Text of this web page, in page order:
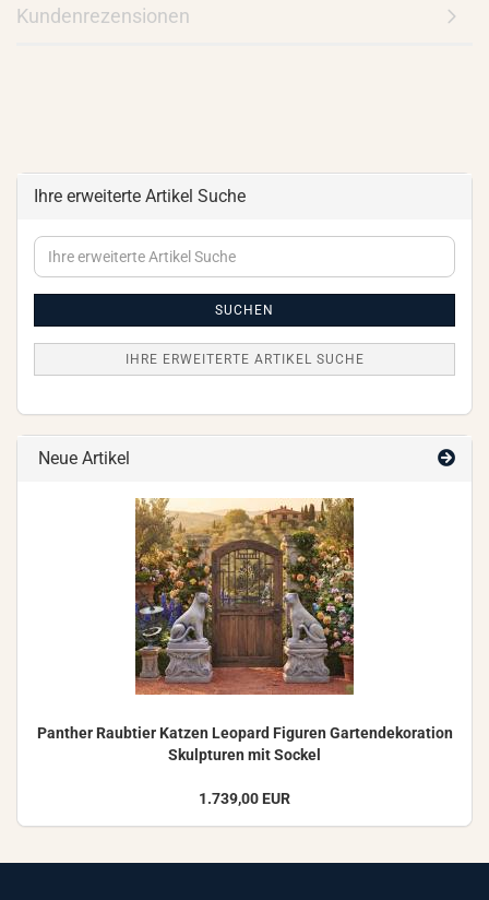
Kundenrezensionen
Ihre erweiterte Artikel Suche
Ihre
erweiterte
SUCHEN
IHRE ERWEITERTE ARTIKEL SUCHE
Neue Artikel
Pan­ther Raub­tier Kat­zen Leo­pard Fi­gu­ren Gar­ten­de­ko­ra­ti­on
Skulp­tu­ren mit So­ckel
1.739,00 EUR